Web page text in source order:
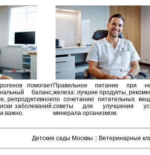
помогает
баланс,
репродуктивное
заболеваний.
важно.
Правильное питание при
железа: лучшие продукты,
по сочетанию питательных
советы для улучшения
минерала организмом.
Детские сады Москвы :: Ветеринарные